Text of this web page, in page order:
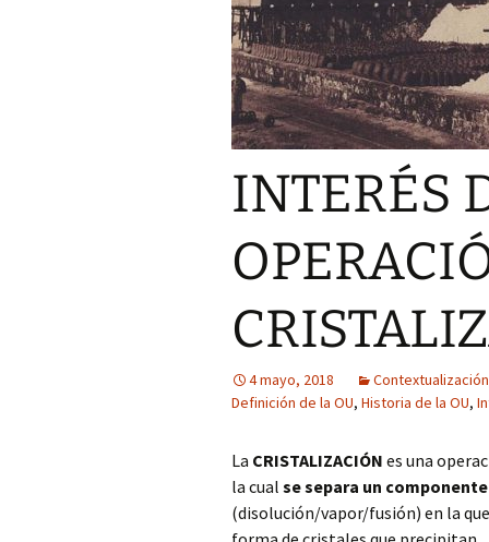
INTERÉS
4 mayo, 2018 Contextualización
Definición de la OU, Historia de la OU,
La CRISTALIZACIÓN es una
la cual se separa un
(disolución/vapor/fusión) en la